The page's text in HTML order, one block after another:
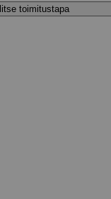
toimitustapa